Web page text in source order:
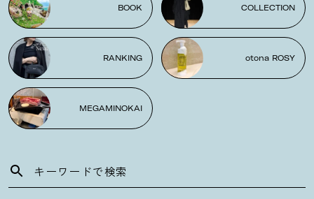
BOOK COLLECTION
RANKING otona ROSY
MEGAMINOKAI